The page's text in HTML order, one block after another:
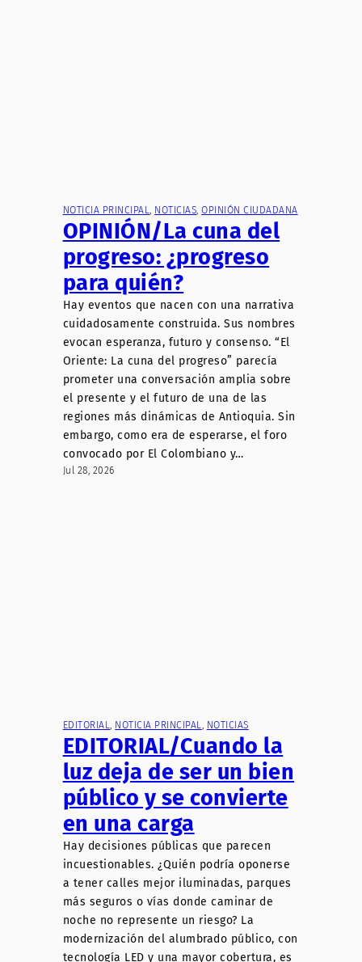
NOTICIA PRINCIPAL NOTICIAS , OPINIÓN CIUDADANA
OPINIÓN/La cuna del
progreso: ¿progreso
para quién?
Hay eventos que nacen con una narrativa
cuidadosamente construida. Sus nombres
evocan esperanza, futuro y consenso. “El
Oriente: La cuna del progreso” parecía
prometer una conversación amplia sobre
el presente y el futuro de una de las
regiones más dinámicas de Antioquia. Sin
embargo, como era de esperarse, el foro
convocado por El Colombiano y…
Jul 28, 2026
EDITORIAL NOTICIA PRINCIPAL NOTICIAS
EDITORIAL/Cuando la
luz deja de ser un bien
público y se convierte
en una carga
Hay decisiones públicas que parecen
incuestionables. ¿Quién podría oponerse
a tener calles mejor iluminadas, parques
más seguros o vías donde caminar de
noche no represente un riesgo? La
modernización del alumbrado público, con
tecnología LED y una mayor cobertura, es